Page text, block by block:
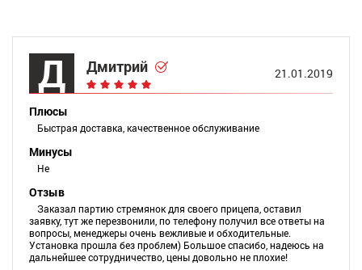
Д Дмитрий 21.01.2019
Плюсы
Быстрая доставка, качественное обслуживание
Минусы
Не
Отзыв
Заказал партию стремянок для своего прицепа, оставил
заявку, тут же перезвонили, по телефону получил все ответы на
вопросы, менеджеры очень вежливые и обходительные.
Установка прошла без проблем) Большое спасибо, надеюсь на
дальнейшее сотрудничество, цены довольно не плохие!